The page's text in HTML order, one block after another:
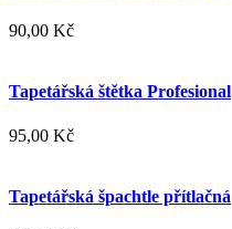
90,00 Kč
Tapetářská štětka Profesional
95,00 Kč
Tapetářská špachtle přítlačná